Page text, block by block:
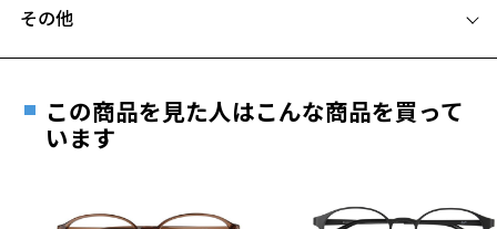
お気に入りリストはこちら
安心1 フレーム１年間品質保証
きます。
その他
ご希望のお客さまは、「レンズ交換券」をお選びのうえ、
最寄りのZoff実店舗にてレンズをお買い求めください。
※サングラスやパッケージ品では「レンズ交換券」はお選び
談ください。
この商品を見た人はこんな商品を買って
います